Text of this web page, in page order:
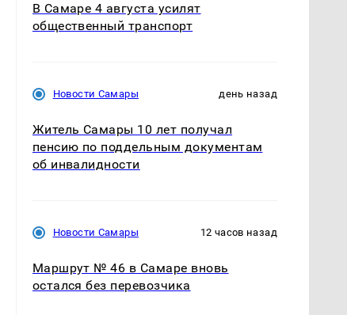
В Самаре 4 августа усилят
общественный транспорт
Новости Самары день назад
Житель Самары 10 лет получал
пенсию по поддельным документам
об инвалидности
Новости Самары 12 часов назад
Маршрут № 46 в Самаре вновь
остался без перевозчика